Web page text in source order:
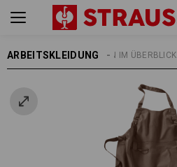
ARBEITSKLEIDUNG
E.S. KOLLEKTIONEN IM ÜBERBLICK